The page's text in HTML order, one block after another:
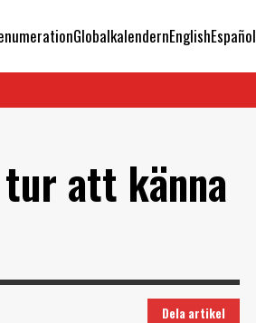
GlobalkalendernEnglishEspañol
att känna
Dela artikel